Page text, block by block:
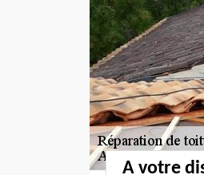
A votre